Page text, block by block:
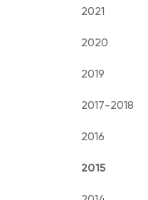
2021
2020
2019
2017-2018
2016
2015